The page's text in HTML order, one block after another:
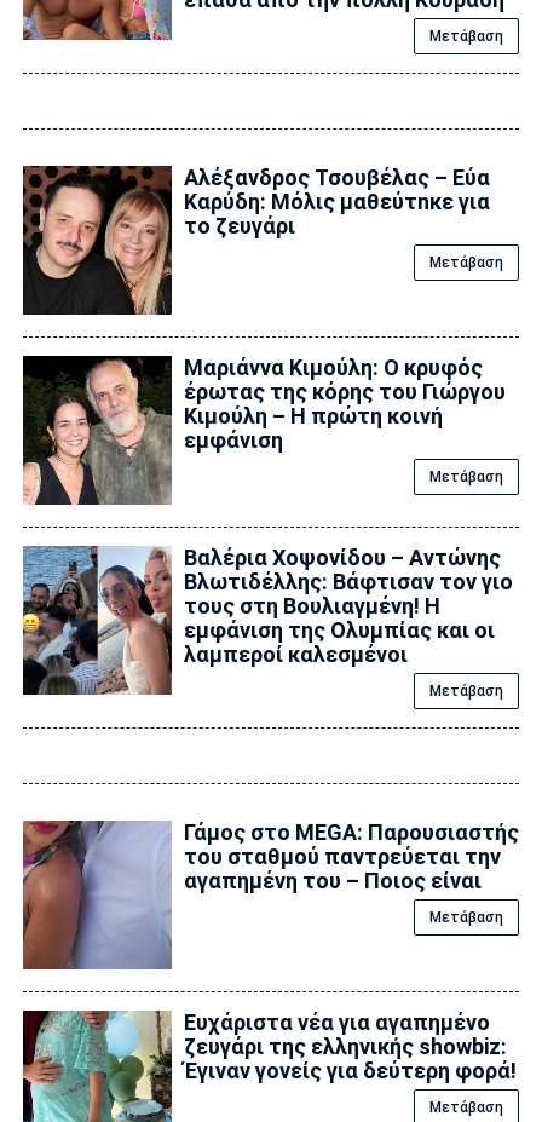
Μετάβαση
Αλέξανδρος Τσουβέλας – Εύα
Καρύδη: Μόλις μαθεύτnκε για
το ζευγάρι
Μετάβαση
Μαριάννα Κιμούλη: Ο κρυφός
έρωτας της κόρης του Γιώργου
Κιμούλη – Η πρώτη κοινή
εμφάνιση
Μετάβαση
Βαλέρια Χοψονίδου – Αντώνης
Βλωτιδέλλης: Βάφτισαν τον γιο
τους στη Βουλιαγμένη! Η
εμφάνιση της Ολυμπίας και οι
λαμπεροί καλεσμένοι
Μετάβαση
Γάμος στο MEGA: Παρουσιαστής
του σταθμού παντρεύεται την
αγαπημένη του – Ποιος είναι
Μετάβαση
Ευχάριστα νέα για αγαπημένο
ζευγάρι της ελληνικής showbiz:
Έγιναν γονείς για δεύτερη φορά!
Μετάβαση